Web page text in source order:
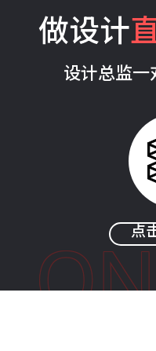
做设计
设计总监一
点